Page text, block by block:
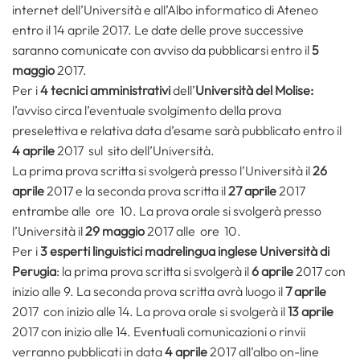
internet dell’Università e all’Albo informatico di Ateneo
entro il 14 aprile 2017. Le date delle prove successive
saranno comunicate con avviso da pubblicarsi entro il5
maggio 2017.
Per i4 tecnici amministratividell’Università del Molise:
l’avviso circa l’eventuale svolgimento della prova
preselettiva e relativa data d’esame sarà pubblicato entro il
4 aprile 2017 sul sito dell’Università.
La prima prova scritta si svolgerà presso l’Università il26
aprile 2017 e la seconda prova scritta il27 aprile 2017
entrambe alle ore 10. La prova orale si svolgerà presso
l’Università il29 maggio 2017 alle ore 10.
Per i3 esperti linguistici madrelingua inglese Università di
Perugia: la prima prova scritta si svolgerà il6 aprile 2017 con
inizio alle 9. La seconda prova scritta avrà luogo il7 aprile
2017 con inizio alle 14. La prova orale si svolgerà il13 aprile
2017 con inizio alle 14. Eventuali comunicazioni o rinvii
verranno pubblicati in data4 aprile 2017 all’albo on-line